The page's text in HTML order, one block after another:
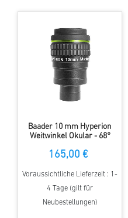
Baader 10 mm Hyperion
Weitwinkel Okular - 68°
165,00 €
Voraussichtliche Lieferzeit : 1-
4 Tage (gilt für
Neubestellungen)